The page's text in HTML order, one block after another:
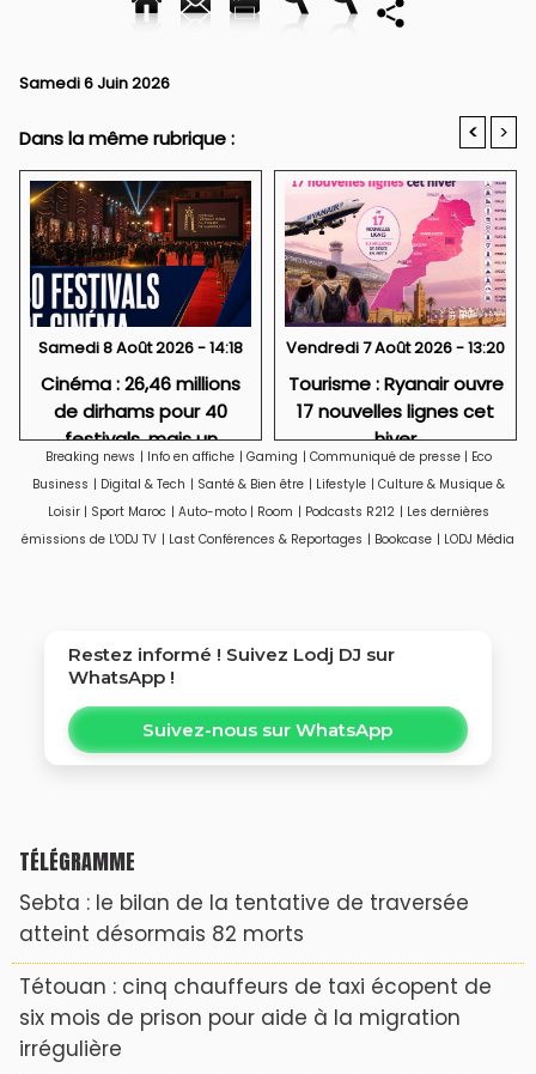
Samedi 6 Juin 2026
Dans la même rubrique : < >
Samedi 8 Août 2026 - 14:18
Cinéma : 26,46 millions
de dirhams pour 40
festivals, mais un
soutien très concentré
Vendredi 7 Août 2026 - 13:20
Tourisme : Ryanair ouvre
17 nouvelles lignes cet
hiver
Breaking news | Info en affiche | Gaming | Communiqué de presse | Eco
Business | Digital & Tech | Santé & Bien être | Lifestyle | Culture & Musique &
Loisir | Sport Maroc | Auto-moto | Room | Podcasts R212 | Les dernières
émissions de L'ODJ TV | Last Conférences & Reportages | Bookcase | LODJ Média
Restez informé ! Suivez Lodj DJ sur
WhatsApp !
Suivez-nous sur WhatsApp
TÉLÉGRAMME
Sebta : le bilan de la tentative de traversée
atteint désormais 82 morts
Tétouan : cinq chauffeurs de taxi écopent de
six mois de prison pour aide à la migration
irrégulière